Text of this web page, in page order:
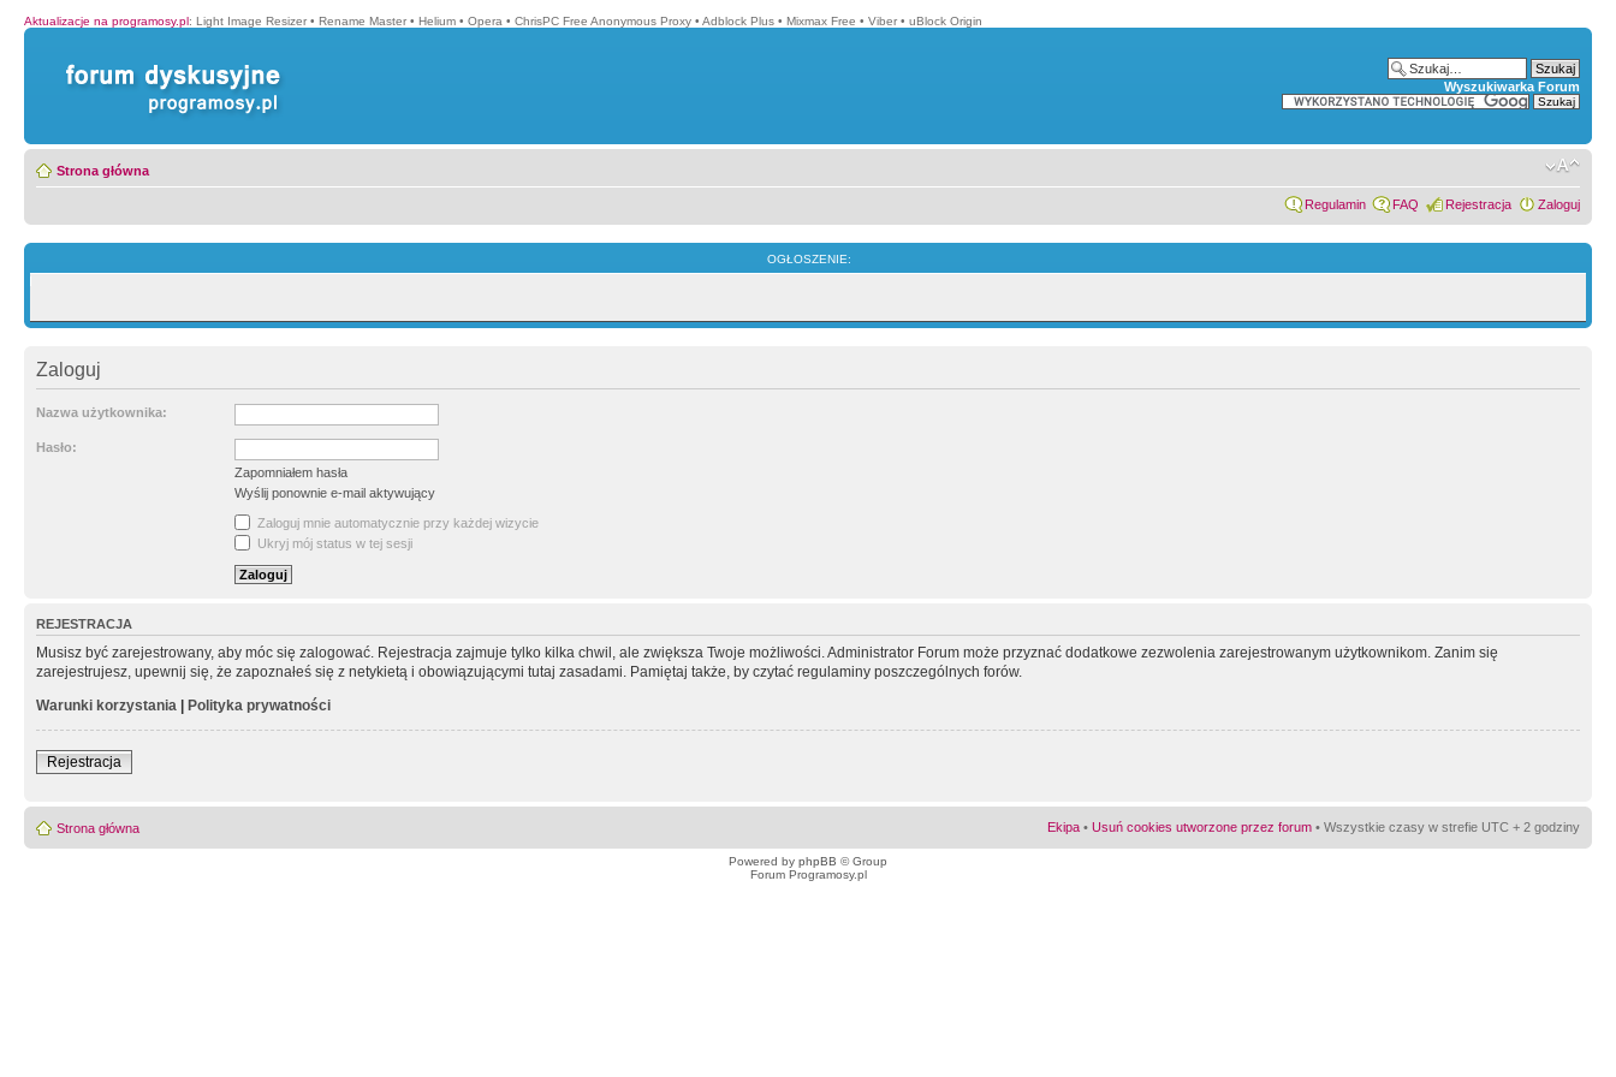
Aktualizacje na programosy.pl: Light Image Resizer • Rename Master • Helium • Opera • ChrisPC Free Anonymous Proxy • Adblock Plus • Mixmax Free • Viber • uBlock Origin
Wyszukiwarka Forum
Strona główna
Regulamin FAQ Rejestracja Zaloguj
OGŁOSZENIE:
Zaloguj
Nazwa użytkownika:
Hasło:
Zapomniałem hasła
Wyślij ponownie e-mail aktywujący
Zaloguj mnie automatycznie przy każdej wizycie
Ukryj mój status w tej sesji
REJESTRACJA
Musisz być zarejestrowany, aby móc się zalogować. Rejestracja zajmuje tylko kilka chwil, ale zwiększa Twoje możliwości. Administrator Forum może przyznać dodatkowe zezwolenia zarejestrowanym użytkownikom. Zanim się
zarejestrujesz, upewnij się, że zapoznałeś się z netykietą i obowiązującymi tutaj zasadami. Pamiętaj także, by czytać regulaminy poszczególnych forów.
Warunki korzystania | Polityka prywatności
Rejestracja
Strona główna Ekipa • Usuń cookies utworzone przez forum • Wszystkie czasy w strefie UTC + 2 godziny
Powered by phpBB © Group
Forum Programosy.pl